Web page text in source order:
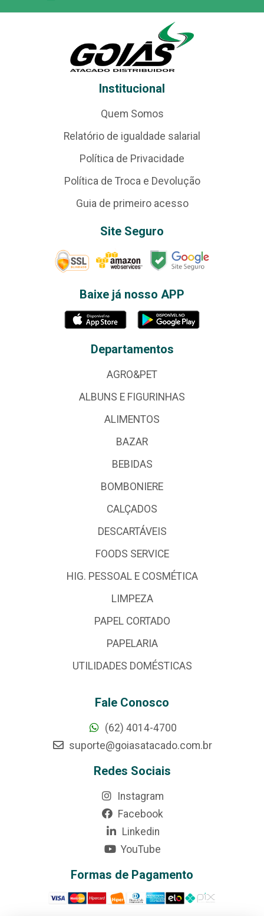
Institucional
Quem Somos
Relatório de igualdade salarial
Política de Privacidade
Política de Troca e Devolução
Guia de primeiro acesso
Site Seguro
Baixe já nosso APP
Departamentos
AGRO&PET
ALBUNS E FIGURINHAS
ALIMENTOS
BAZAR
BEBIDAS
BOMBONIERE
CALÇADOS
DESCARTÁVEIS
FOODS SERVICE
HIG. PESSOAL E COSMÉTICA
LIMPEZA
PAPEL CORTADO
PAPELARIA
UTILIDADES DOMÉSTICAS
Fale Conosco
(62) 4014-4700
suporte@goiasatacado.com.br
Redes Sociais
Instagram
Facebook
Linkedin
YouTube
Formas de Pagamento